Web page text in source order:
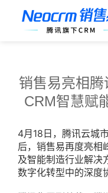
销售易亮相腾
CRM智慧赋
4月18日，腾讯云城
后，销售易再度亮相
及智能制造行业解决
数字化转型中的深度